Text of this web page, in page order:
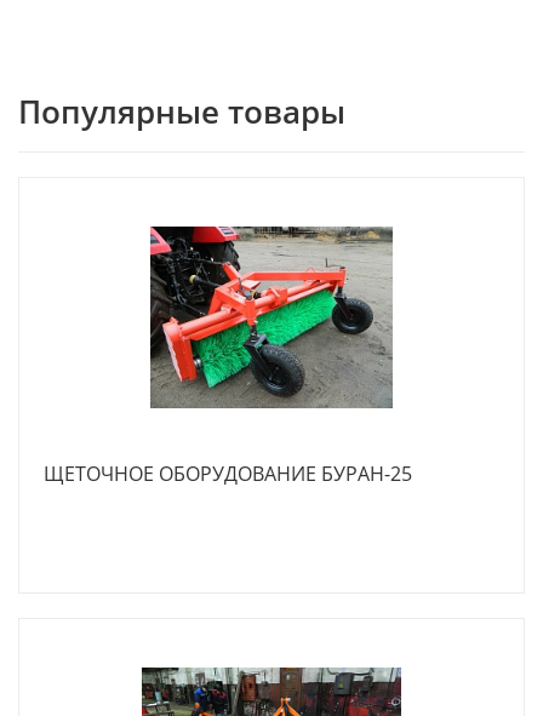
Популярные товары
ЩЕТОЧНОЕ ОБОРУДОВАНИЕ БУРАН-25